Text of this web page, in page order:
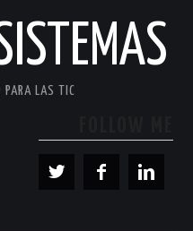
PARA LAS TIC